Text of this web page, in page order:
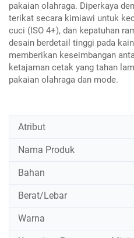
pakaian olahraga. Diperkaya
terikat secara kimiawi untuk
cuci (ISO 4+), dan kepatuhan
desain berdetail tinggi pada
memberikan keseimbangan
ketajaman cetak yang tahan
pakaian olahraga dan mode.
Atribut
Nama Produk
Bahan
Berat/Lebar
Warna